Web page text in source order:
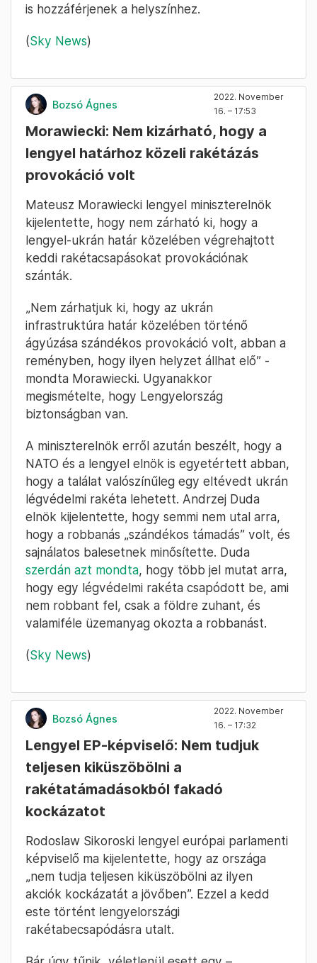
is hozzáférjenek a helyszínhez.
(Sky News)
Bozsó Ágnes
2022. November
16. – 17:53
Morawiecki: Nem kizárható, hogy a
lengyel határhoz közeli rakétázás
provokáció volt
Mateusz Morawiecki lengyel miniszterelnök
kijelentette, hogy nem zárható ki, hogy a
lengyel-ukrán határ közelében végrehajtott
keddi rakétacsapásokat provokációnak
szánták.
„Nem zárhatjuk ki, hogy az ukrán
infrastruktúra határ közelében történő
ágyúzása szándékos provokáció volt, abban a
reményben, hogy ilyen helyzet állhat elő” -
mondta Morawiecki. Ugyanakkor
megismételte, hogy Lengyelország
biztonságban van.
A miniszterelnök erről azután beszélt, hogy a
NATO és a lengyel elnök is egyetértett abban,
hogy a találat valószínűleg egy eltévedt ukrán
légvédelmi rakéta lehetett. Andrzej Duda
elnök kijelentette, hogy semmi nem utal arra,
hogy a robbanás „szándékos támadás” volt, és
sajnálatos balesetnek minősítette. Duda
szerdán azt mondta, hogy több jel mutat arra,
hogy egy légvédelmi rakéta csapódott be, ami
nem robbant fel, csak a földre zuhant, és
valamiféle üzemanyag okozta a robbanást.
(Sky News)
Bozsó Ágnes
2022. November
16. – 17:32
Lengyel EP-képviselő: Nem tudjuk
teljesen kiküszöbölni a
rakétatámadásokból fakadó
kockázatot
Rodoslaw Sikoroski lengyel európai parlamenti
képviselő ma kijelentette, hogy az országa
„nem tudja teljesen kiküszöbölni az ilyen
akciók kockázatát a jövőben”. Ezzel a kedd
este történt lengyelországi
rakétabecsapódásra utalt.